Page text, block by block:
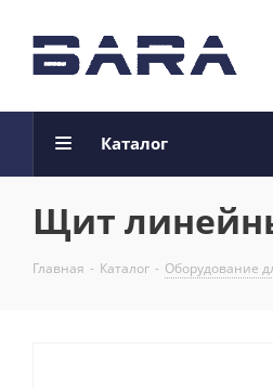
Каталог
Щит
Главная - Каталог - Оборудование